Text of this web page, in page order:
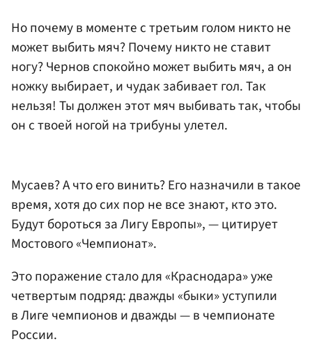
Но почему в моменте с третьим голом никто не
может выбить мяч? Почему никто не ставит
ногу? Чернов спокойно может выбить мяч, а он
ножку выбирает, и чудак забивает гол. Так
нельзя! Ты должен этот мяч выбивать так, чтобы
он с твоей ногой на трибуны улетел.
Мусаев? А что его винить? Его назначили в такое
время, хотя до сих пор не все знают, кто это.
Будут бороться за Лигу Европы», — цитирует
Мостового «Чемпионат».
Это поражение стало для «Краснодара» уже
четвертым подряд: дважды «быки» уступили
в Лиге чемпионов и дважды — в чемпионате
России.